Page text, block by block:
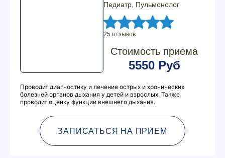
Педиатр, Пульмонолог
25 отзывов
Стоимость приема
5550 Руб
Проводит диагностику и лечение острых и хронических
болезней органов дыхания у детей и взрослых. Также
проводит оценку функции внешнего дыхания.
ЗАПИСАТЬСЯ НА ПРИЕМ